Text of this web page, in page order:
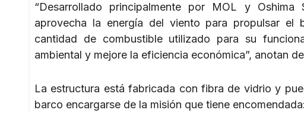
“Desarrollado principalmente por MOL y
aprovecha la energía del viento para propulsar el
cantidad de combustible utilizado para su
ambiental y mejore la eficiencia económica”, anotan
La estructura está fabricada con fibra de vidrio y
barco encargarse de la misión que tiene